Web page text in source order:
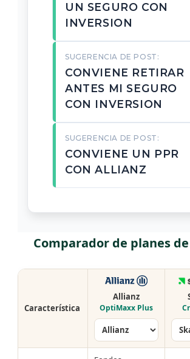
UN SEGURO CON
INVERSION
SUGERENCIA DE POST:
CONVIENE RETIRAR
ANTES MI SEGURO
CON INVERSION
SUGERENCIA DE POST:
CONVIENE UN PPR
CON ALLIANZ
Comparador de planes
Característica
Allianz
OptiMaxx Plus